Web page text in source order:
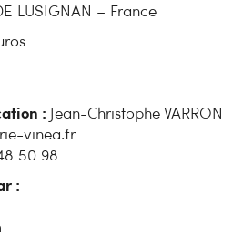
LUSIGNAN – France
: Jean-Christophe VARRON
vinea.fr
50 98
: